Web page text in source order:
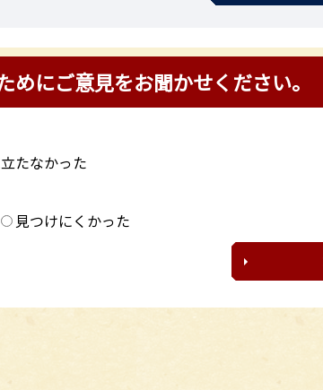
にご意見をお聞かせください。
たなかった
見つけにくかった